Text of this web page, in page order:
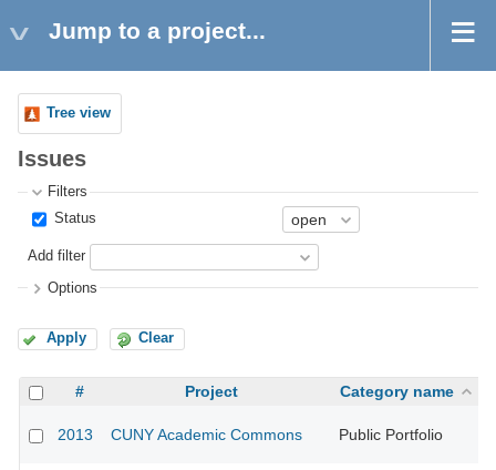
Jump to a project...
Tree view
Issues
Filters
Status
Add filter
Options
Apply Clear
# Project Category name
2013 CUNY Academic Commons Public Portfolio